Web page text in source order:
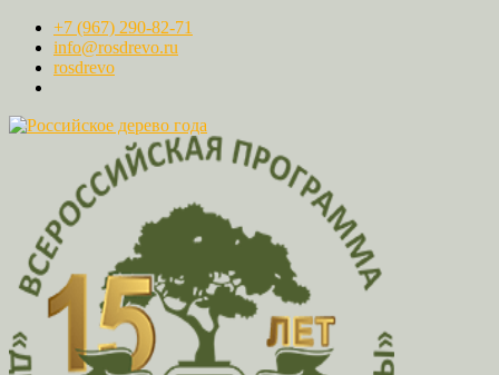
+7 (967) 290-82-71
info@rosdrevo.ru
rosdrevo